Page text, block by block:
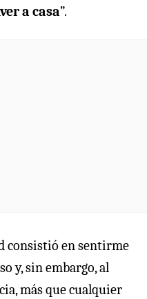
a casa”.
consistió en sentirme
y, sin embargo, al
más que cualquier